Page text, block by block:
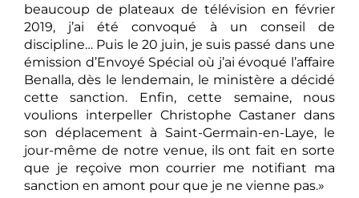
beaucoup de plateaux de télévision en février
2019, j’ai été convoqué à un conseil de
discipline… Puis le 20 juin, je suis passé dans une
émission d’Envoyé Spécial où j’ai évoqué l’affaire
Benalla, dès le lendemain, le ministère a décidé
cette sanction. Enfin, cette semaine, nous
voulions interpeller Christophe Castaner dans
son déplacement à Saint-Germain-en-Laye, le
jour-même de notre venue, ils ont fait en sorte
que je reçoive mon courrier me notifiant ma
sanction en amont pour que je ne vienne pas.»